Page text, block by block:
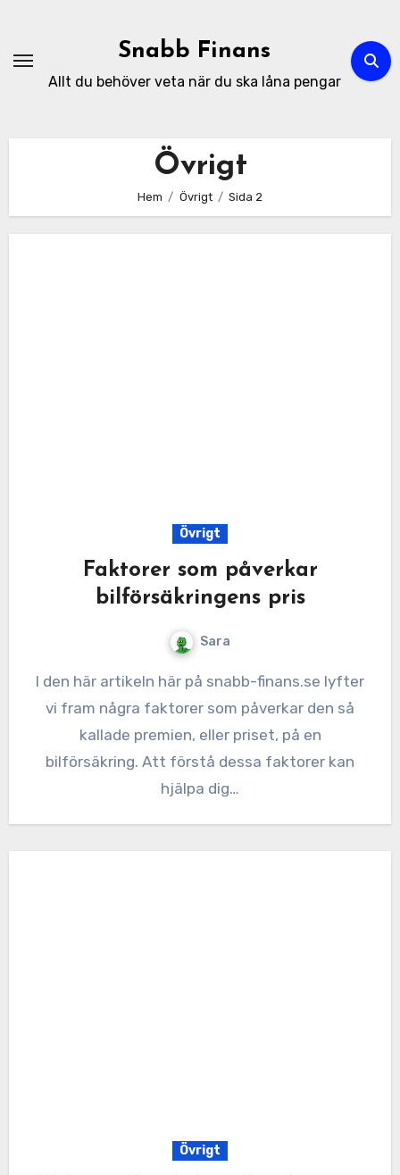
innehåll
Snabb Finans
Allt du behöver veta när du ska låna pengar
Övrigt
Hem Övrigt Sida 2
Övrigt
Faktorer som påverkar
bilförsäkringens pris
Sara
I den här artikeln här på snabb-finans.se lyfter
vi fram några faktorer som påverkar den så
kallade premien, eller priset, på en
bilförsäkring. Att förstå dessa faktorer kan
hjälpa dig…
Övrigt